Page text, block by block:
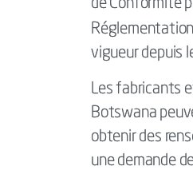
de Conformité
vigueur depuis
Les fabricants
Botswana
obtenir des
une demande